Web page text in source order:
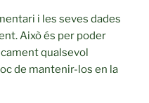
i les seves dades
Això és per poder
qualsevol
de mantenir-los en la